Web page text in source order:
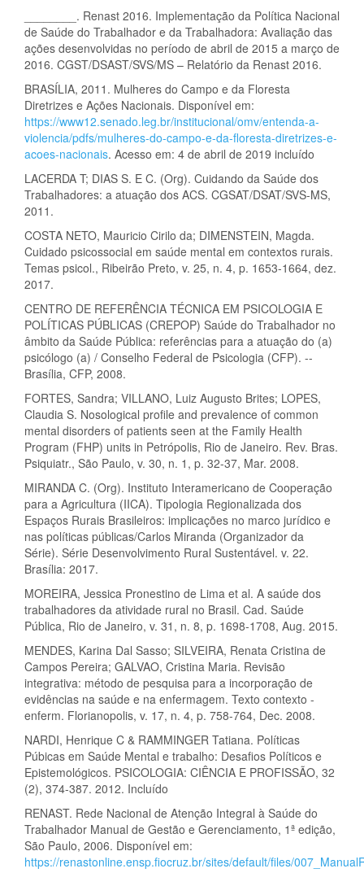
________. Renast 2016. Implementação da Política Nacional
de Saúde do Trabalhador e da Trabalhadora: Avaliação das
ações desenvolvidas no período de abril de 2015 a março de
2016. CGST/DSAST/SVS/MS – Relatório da Renast 2016.
BRASÍLIA, 2011. Mulheres do Campo e da Floresta
Diretrizes e Ações Nacionais. Disponível em:
https://www12.senado.leg.br/institucional/omv/entenda-a-
violencia/pdfs/mulheres-do-campo-e-da-floresta-diretrizes-e-
acoes-nacionais. Acesso em: 4 de abril de 2019 incluído
LACERDA T; DIAS S. E C. (Org). Cuidando da Saúde dos
Trabalhadores: a atuação dos ACS. CGSAT/DSAT/SVS-MS,
2011.
COSTA NETO, Mauricio Cirilo da; DIMENSTEIN, Magda.
Cuidado psicossocial em saúde mental em contextos rurais.
Temas psicol., Ribeirão Preto, v. 25, n. 4, p. 1653-1664, dez.
2017.
CENTRO DE REFERÊNCIA TÉCNICA EM PSICOLOGIA E
POLÍTICAS PÚBLICAS (CREPOP) Saúde do Trabalhador no
âmbito da Saúde Pública: referências para a atuação do (a)
psicólogo (a) / Conselho Federal de Psicologia (CFP). --
Brasília, CFP, 2008.
FORTES, Sandra; VILLANO, Luiz Augusto Brites; LOPES,
Claudia S. Nosological profile and prevalence of common
mental disorders of patients seen at the Family Health
Program (FHP) units in Petrópolis, Rio de Janeiro. Rev. Bras.
Psiquiatr., São Paulo, v. 30, n. 1, p. 32-37, Mar. 2008.
MIRANDA C. (Org). Instituto Interamericano de Cooperação
para a Agricultura (IICA). Tipologia Regionalizada dos
Espaços Rurais Brasileiros: implicações no marco jurídico e
nas políticas públicas/Carlos Miranda (Organizador da
Série). Série Desenvolvimento Rural Sustentável. v. 22.
Brasília: 2017.
MOREIRA, Jessica Pronestino de Lima et al. A saúde dos
trabalhadores da atividade rural no Brasil. Cad. Saúde
Pública, Rio de Janeiro, v. 31, n. 8, p. 1698-1708, Aug. 2015.
MENDES, Karina Dal Sasso; SILVEIRA, Renata Cristina de
Campos Pereira; GALVAO, Cristina Maria. Revisão
integrativa: método de pesquisa para a incorporação de
evidências na saúde e na enfermagem. Texto contexto -
enferm. Florianopolis, v. 17, n. 4, p. 758-764, Dec. 2008.
NARDI, Henrique C & RAMMINGER Tatiana. Políticas
Púbicas em Saúde Mental e trabalho: Desafios Políticos e
Epistemológicos. PSICOLOGIA: CIÊNCIA E PROFISSÃO, 32
(2), 374-387. 2012. Incluído
RENAST. Rede Nacional de Atenção Integral à Saúde do
Trabalhador Manual de Gestão e Gerenciamento, 1ª edição,
São Paulo, 2006. Disponível em:
https://renastonline.ensp.fiocruz.br/sites/default/files/